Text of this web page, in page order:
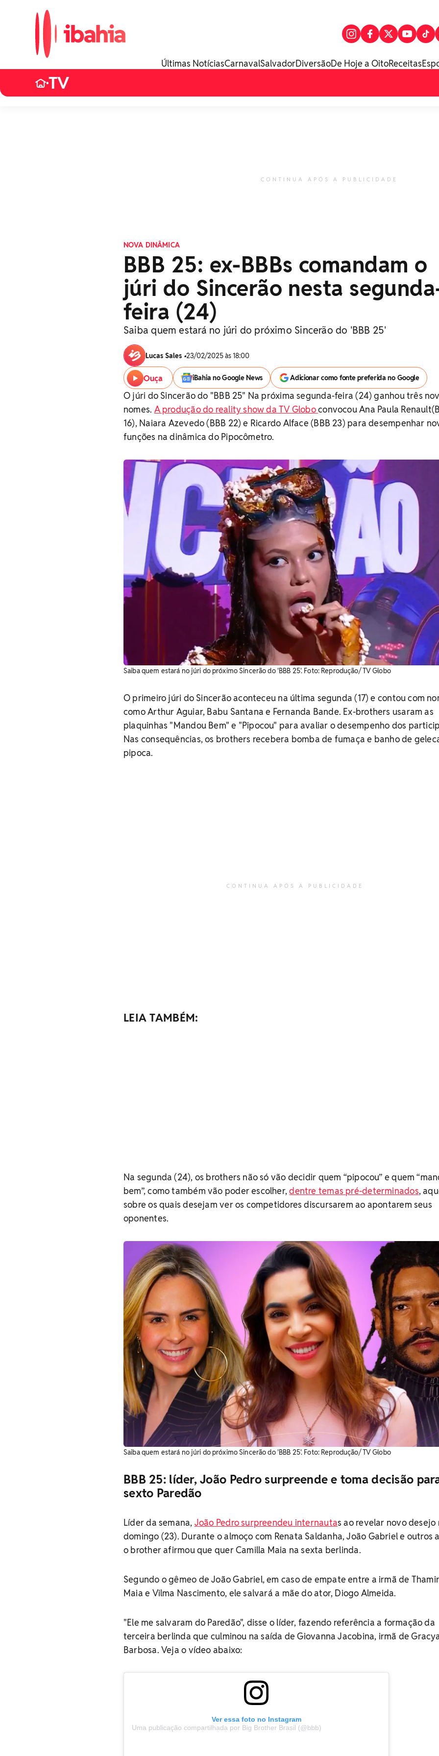
Últimas NotíciasCarnavalSalvadorDiversãoDe Hoje a OitoReceitas
•TV
CONTINUA APÓS A PUBLICIDADE
NOVA DINÂMICA
BBB 25: ex-BBBs comandam o
júri do Sincerão nesta
feira (24)
Saiba quem estará no júri do próximo Sincerão do 'BBB 25'
Lucas Sales •23/02/2025 às 18:00
Ouça iBahia no Google News Adicionar como fonte preferida no Google
O júri do Sincerão do "BBB 25" Na próxima segunda-feira (24) ganhou três
nomes. A produção do reality show da TV Globoconvocou Ana Paula
16), Naiara Azevedo (BBB 22) e Ricardo Alface (BBB 23) para desempenhar
funções na dinâmica do Pipocômetro.
Saiba quem estará no júri do próximo Sincerão do 'BBB 25'. Foto: Reprodução/ TV Globo
O primeiro júri do Sincerão aconteceu na última segunda (17) e contou com
como Arthur Aguiar, Babu Santana e Fernanda Bande. Ex-brothers usaram as
plaquinhas "Mandou Bem" e "Pipocou" para avaliar o desempenho dos
Nas consequências, os brothers recebera bomba de fumaça e banho de
pipoca.
CONTINUA APÓS A PUBLICIDADE
LEIA TAMBÉM:
Na segunda (24), os brothers não só vão decidir quem “pipocou” e quem
bem”, como também vão poder escolher,dentre temas pré-determinados,
sobre os quais desejam ver os competidores discursarem ao apontarem seus
oponentes.
Saiba quem estará no júri do próximo Sincerão do 'BBB 25'. Foto: Reprodução/ TV Globo
BBB 25: líder, João Pedro surpreende e toma decisão
sexto Paredão
Líder da semana, João Pedro surpreendeu internautas ao revelar novo desejo
domingo (23). Durante o almoço com Renata Saldanha, João Gabriel e outros
o brother afirmou que quer Camilla Maia na sexta berlinda.
Segundo o gêmeo de João Gabriel, em caso de empate entre a irmã de
Maia e Vilma Nascimento, ele salvará a mãe do ator, Diogo Almeida.
"Ele me salvaram do Paredão", disse o líder, fazendo referência a formação da
terceira berlinda que culminou na saída de Giovanna Jacobina, irmã de
Barbosa. Veja o vídeo abaixo:
Ver essa foto no Instagram
Uma publicação compartilhada por Big Brother Brasil (@bbb)